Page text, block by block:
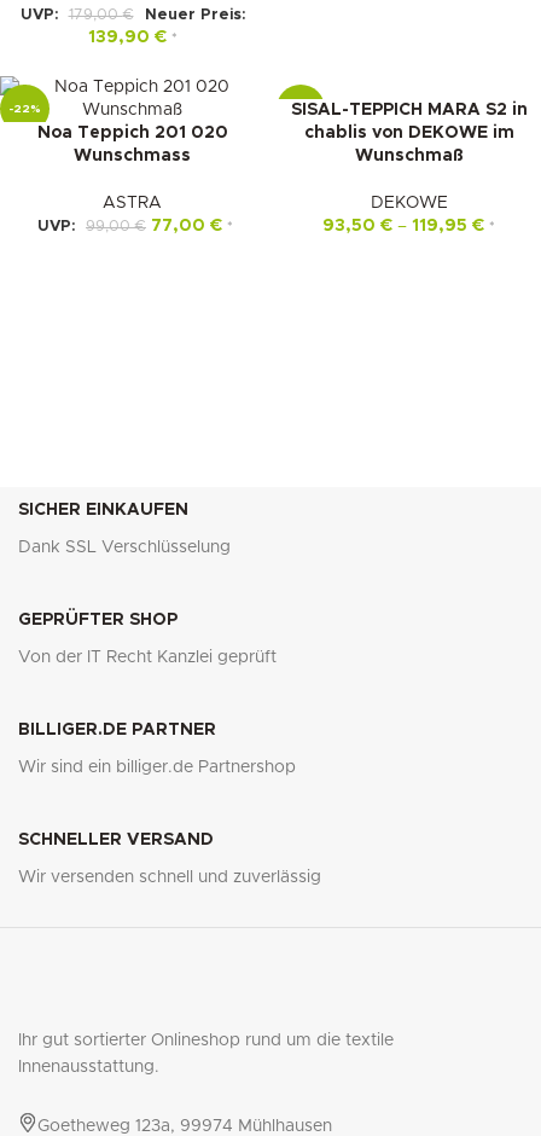
UVP: 179,00€ Neuer Preis:
139,90 € *
-22%
Noa Teppich 201 020
Wunschmass
ASTRA
UVP: 99,00€ 77,00 € *
-16%
SISAL-TEPPICH MARA S2 in
chablis von DEKOWE im
Wunschmaß
DEKOWE
93,50 € – 119,95 € *
SICHER EINKAUFEN
Dank SSL Verschlüsselung
GEPRÜFTER SHOP
Von der IT Recht Kanzlei geprüft
BILLIGER.DE PARTNER
Wir sind ein billiger.de Partnershop
SCHNELLER VERSAND
Wir versenden schnell und zuverlässig
Ihr gut sortierter Onlineshop rund um die textile
Innenausstattung.
Goetheweg 123a, 99974 Mühlhausen